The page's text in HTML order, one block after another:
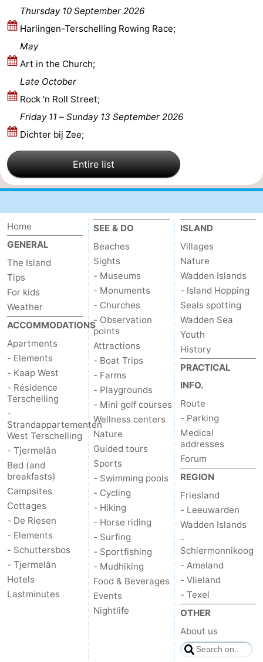
golf
courses
centers
Nature
Guided
-
Swimming
pools
-
Cycling
-
Hiking
riding
Surfing
-
Sportfishing
-
Mudhiking
Seals
spotting
Nightlife
Food
Beverages
Events
Practical
Forum
Route
-
Parking
Island
Hopping
Medical
addresses
Region
Friesland
Thursday 10 September 2026
Harlingen-Terschelling Rowing Race;
May
Art in the Church;
Late October
Rock 'n Roll Street;
Friday 11 – Sunday 13 September 2026
Dichter bij Zee;
Entire list
Home
GENERAL
The Island
Tips
For kids
Weather
ACCOMMODATIONS
Apartments
- Elements
- Kaap West
- Résidence
Terschelling
-
Strandappartementen
West Terschelling
- Tjermelân
Bed (and
breakfasts)
Campsites
Cottages
- De Riesen
- Elements
- Schuttersbos
- Tjermelân
Hotels
Lastminutes
SEE & DO
Beaches
Sights
- Museums
- Monuments
- Churches
- Observation
points
Attractions
- Boat Trips
- Farms
- Playgrounds
- Mini golf courses
Wellness centers
Nature
Guided tours
Sports
- Swimming pools
- Cycling
- Hiking
- Horse riding
- Surfing
- Sportfishing
- Mudhiking
Food & Beverages
Events
Nightlife
ISLAND
Villages
Nature
Wadden Islands
- Island Hopping
Seals spotting
Wadden Sea
Youth
History
PRACTICAL
INFO.
Route
- Parking
Medical
addresses
Forum
REGION
Friesland
- Leeuwarden
Wadden Islands
-
Schiermonnikoog
- Ameland
- Vlieland
- Texel
OTHER
About us